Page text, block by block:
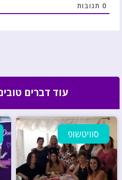
0 תגובות
עוד דברים
סוויטשופ